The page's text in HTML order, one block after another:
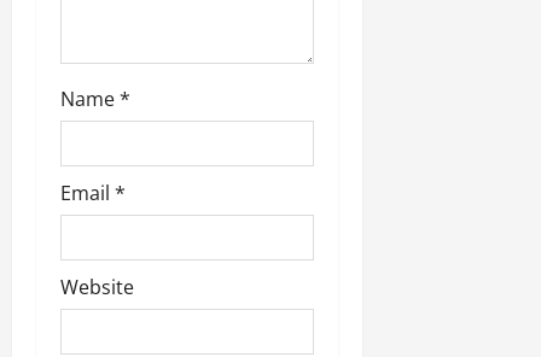
Name*
Email *
Website